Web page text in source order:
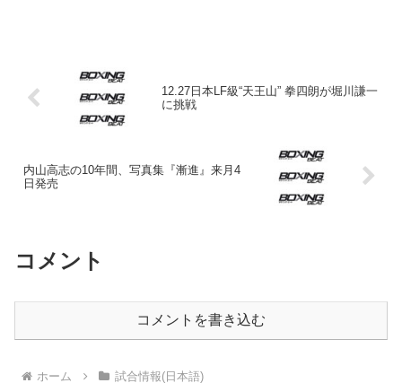
12.27日本LF級“天王山” 拳四朗が堀川謙一
に挑戦
内山高志の10年間、写真集『漸進』来月4
日発売
コメント
コメントを書き込む
ホーム 試合情報(日本語)